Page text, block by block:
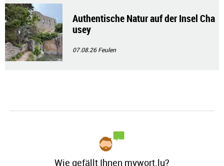
Authentische Natur auf der Insel Cha
usey
07.08.26Feulen
Wie gefällt Ihnen mywort.lu?